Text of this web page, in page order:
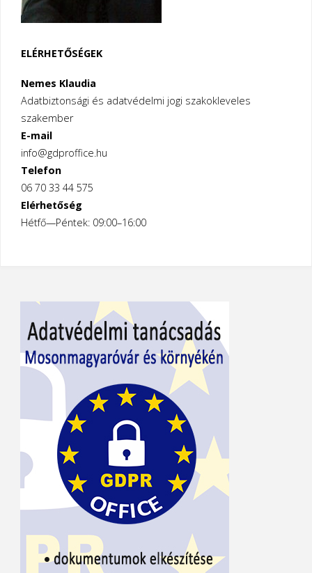
ELÉRHETŐSÉGEK
Nemes Klaudia
Adatbiztonsági és adatvédelmi jogi szakokleveles
szakember
E-mail
info@gdproffice.hu
Telefon
06 70 33 44 575
Elérhetőség
Hétfő—Péntek: 09:00–16:00